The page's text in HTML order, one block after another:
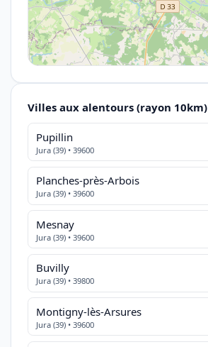
Villes aux alentours (rayon 10km)
Pupillin
Jura (39) • 39600
Planches-près-Arbois
Jura (39) • 39600
Mesnay
Jura (39) • 39600
Buvilly
Jura (39) • 39800
Montigny-lès-Arsures
Jura (39) • 39600